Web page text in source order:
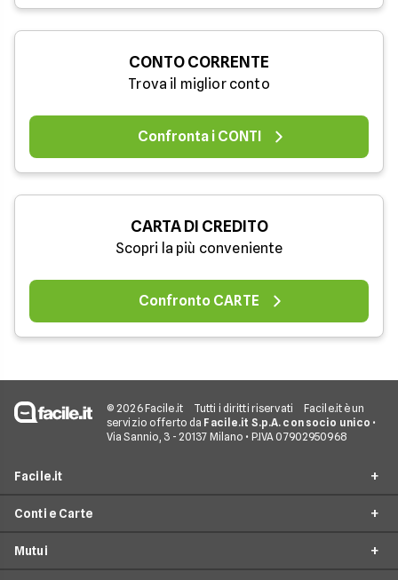
CONTO CORRENTE
Trova il miglior conto
Confronta i CONTI
CARTA DI CREDITO
Scopri la più conveniente
Confronto CARTE
© 2026 Facile.it Tutti i diritti riservati
Facile.it è un
servizio offerto da Facile.it S.p.A. con socio unico •
Via Sannio, 3 - 20137 Milano • P.IVA 07902950968
Facile.it
Prestiti
Conti e Carte
Mutui